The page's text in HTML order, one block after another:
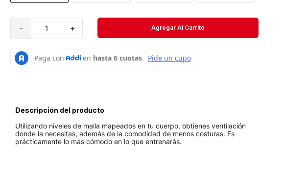
＋
－ Agregar Al Carrito
Descripción del producto
Utilizando niveles de malla mapeados en tu cuerpo, obtienes ventilación
donde la necesitas, además de la comodidad de menos costuras. Es
prácticamente lo más cómodo en lo que entrenarás.